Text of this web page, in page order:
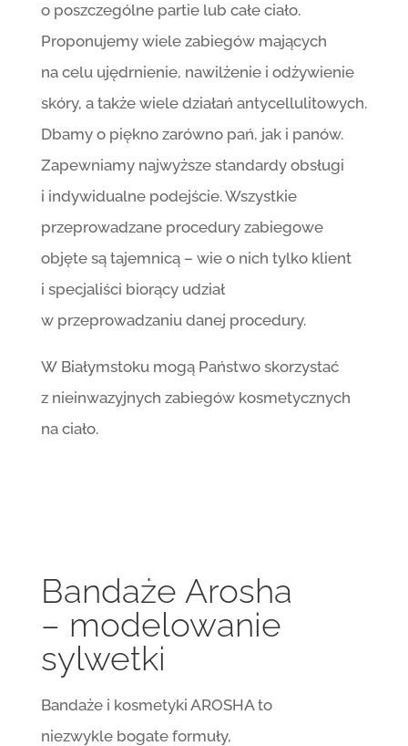
o poszczególne partie lub całe ciało.
Proponujemy wiele zabiegów mających
na celu ujędrnienie, nawilżenie i odżywienie
skóry, a także wiele działań antycellulitowych.
Dbamy o piękno zarówno pań, jak i panów.
Zapewniamy najwyższe standardy obsługi
i indywidualne podejście. Wszystkie
przeprowadzane procedury zabiegowe
objęte są tajemnicą – wie o nich tylko klient
i specjaliści biorący udział
w przeprowadzaniu danej procedury.
W Białymstoku mogą Państwo skorzystać
z nieinwazyjnych zabiegów kosmetycznych
na ciało.
Bandaże Arosha
– modelowanie
sylwetki
Bandaże i kosmetyki AROSHA to
niezwykle bogate formuły,